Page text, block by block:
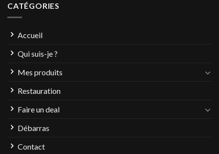
CATÉGORIES
Accueil
Qui suis-je ?
Mes produits
Restauration
Faire un deal
Débarras
Contact